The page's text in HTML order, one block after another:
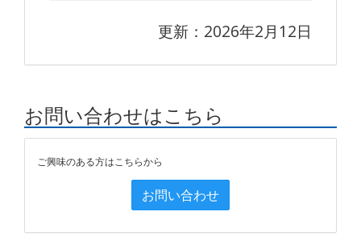
更新：2026年2月12日
お問い合わせはこちら
ご興味のある方はこちらから
お問い合わせ